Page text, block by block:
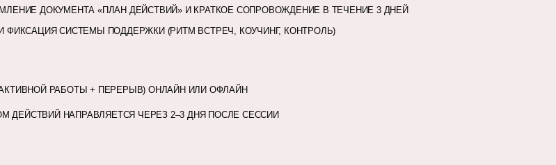
АКТИВНОЙ РАБОТЫ + ПЕРЕРЫВ) ОНЛАЙН ИЛИ ОФЛАЙН
ДЕЙСТВИЙ НАПРАВЛЯЕТСЯ ЧЕРЕЗ 2–3 ДНЯ ПОСЛЕ СЕССИИ
ДОКУМЕНТА «ПЛАН ДЕЙСТВИЙ» И КРАТКОЕ СОПРОВОЖДЕНИЕ В ТЕЧЕНИЕ 3 ДНЕЙ
ФИКСАЦИЯ СИСТЕМЫ ПОДДЕРЖКИ (РИТМ ВСТРЕЧ, КОУЧИНГ, КОНТРОЛЬ)